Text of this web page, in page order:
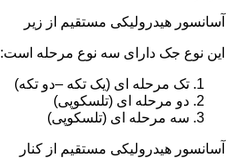
آسانسور هیدرولیکی مستقیم از زیر
این نوع جک دارای سه نوع مرحله است:
تک مرحله ای (یک تکه –دو تکه)
دو مرحله ای (تلسکوپی)
سه مرحله ای (تلسکوپی)
آسانسور هیدرولیکی مستقیم از کنار